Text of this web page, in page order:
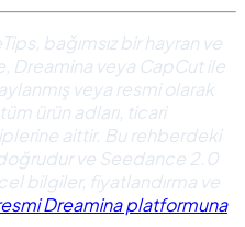
bağımsız bir hayran ve
Dreamina veya CapCut ile
veya resmi olarak
ürün adları, ticari
aittir. Bu rehberdeki
ve Seedance 2.0
bilgiler, fiyatlandırma ve
Dreamina platformuna